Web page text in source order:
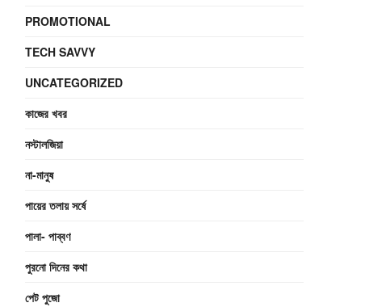
PROMOTIONAL
TECH SAVVY
UNCATEGORIZED
কাজের খবর
নস্টালজিয়া
না-মানুষ
পায়ের তলায় সর্ষে
পালা- পাব্বণ
পুরনো দিনের কথা
পেট পুজো